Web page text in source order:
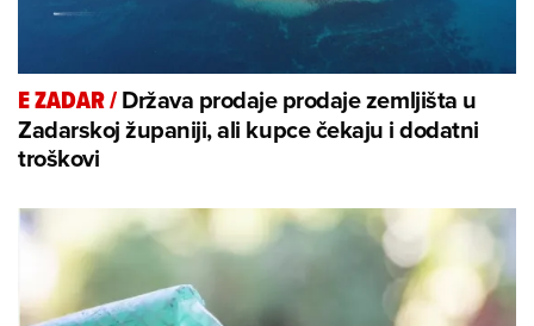
E ZADAR/Država prodaje prodaje zemljišta u
Zadarskoj županiji, ali kupce čekaju i dodatni
troškovi